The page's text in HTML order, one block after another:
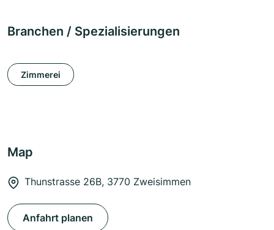
Branchen / Spezialisierungen
Zimmerei
Map
Thunstrasse 26B, 3770 Zweisimmen
Anfahrt planen